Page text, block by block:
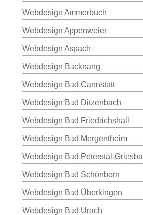
Webdesign Ammerbuch
Webdesign Appenweier
Webdesign Aspach
Webdesign Backnang
Webdesign Bad Cannstatt
Webdesign Bad Ditzenbach
Webdesign Bad Friedrichshall
Webdesign Bad Mergentheim
Webdesign Bad Peterstal-
Webdesign Bad Schönborn
Webdesign Bad Überkingen
Webdesign Bad Urach